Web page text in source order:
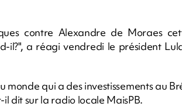
contre Alexandre de Moraes
il?", a réagi vendredi le président
qui a des investissements au
dit sur la radio locale MaisPB.